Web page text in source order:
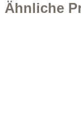
Ähnliche